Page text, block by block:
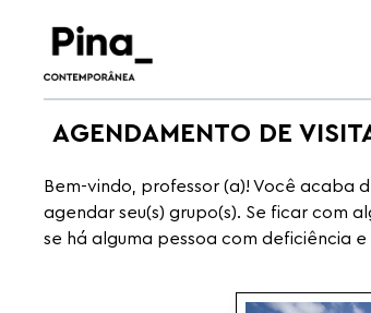
AGENDAMENTO DE
Bem-vindo, professor (a)! Você
agendar seu(s) grupo(s). Se ficar com
se há alguma pessoa com deficiência